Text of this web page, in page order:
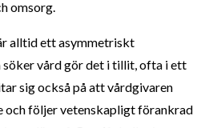
omsorg.
alltid ett asymmetriskt
söker vård gör det i tillit, ofta i ett
sig också på att vårdgivaren
och följer vetenskapligt förankrad